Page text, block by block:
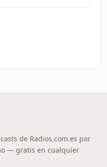
de Radios.com.es por
— gratis en cualquier